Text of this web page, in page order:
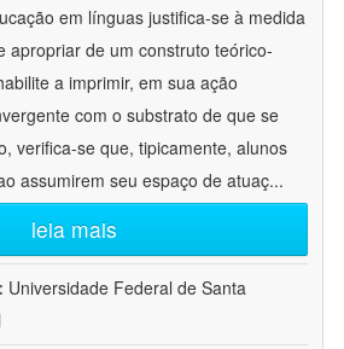
em línguas justifica-se à medida
apropriar de um construto teórico-
a imprimir, em sua ação
com o substrato de que se
verifica-se que, tipicamente, alunos
assumirem seu espaço de atuaç...
leia mais
Universidade Federal de Santa